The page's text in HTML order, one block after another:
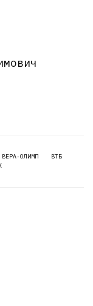
ВЕРА-ОЛИМП
ВТБ